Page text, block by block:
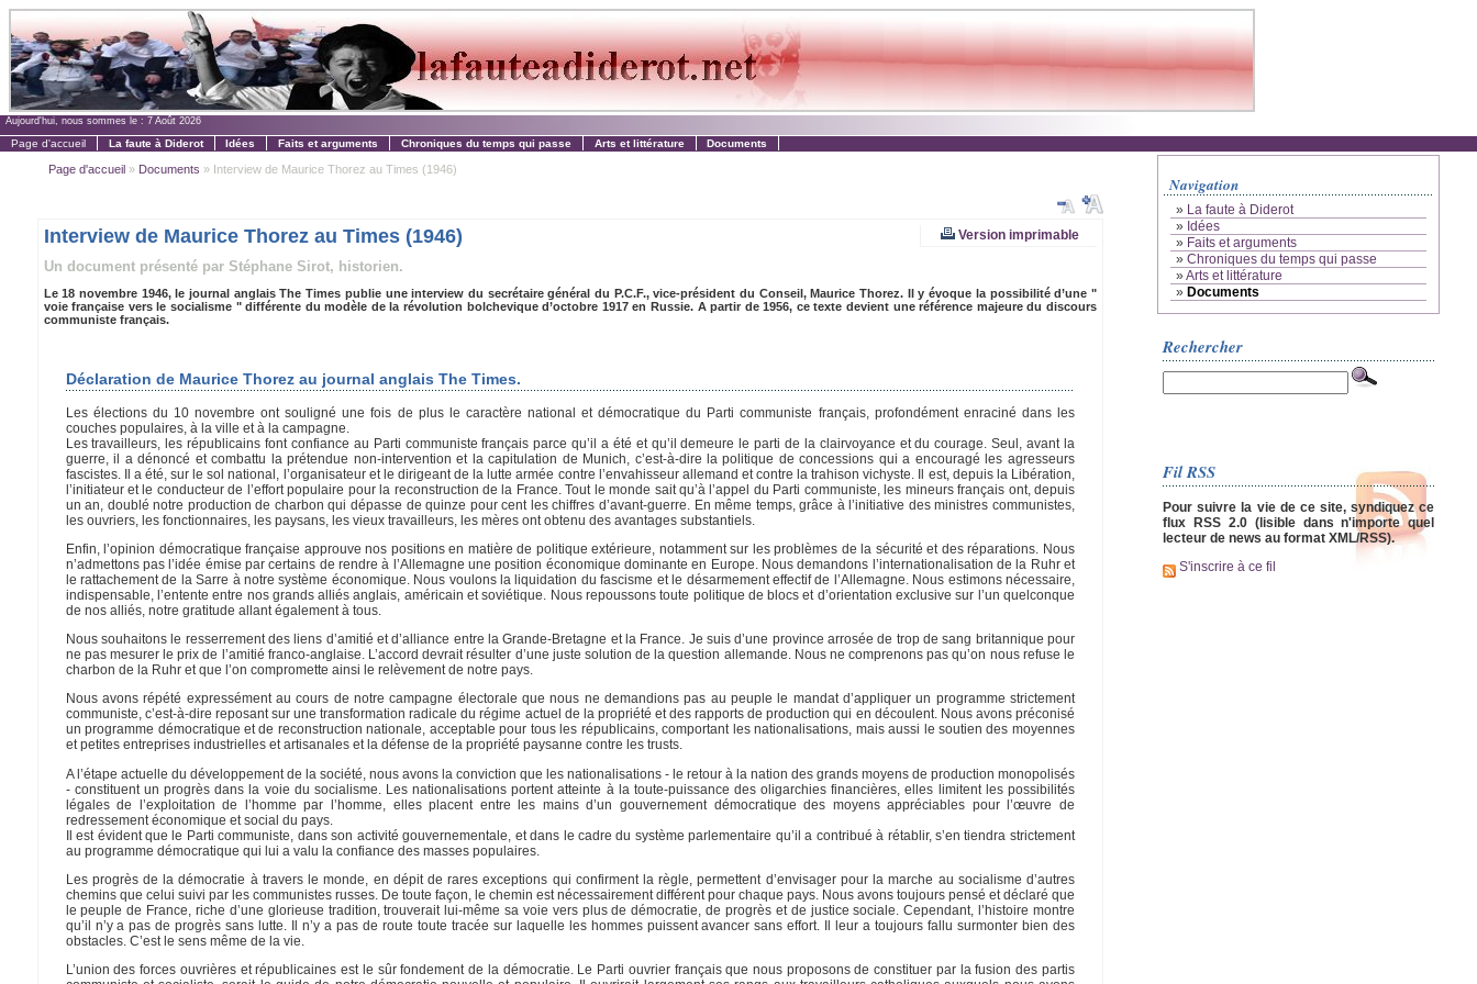
Aujourd'hui, nous sommes le : 7 Août 2026
Page d'accueil La faute à Diderot Idées Faits et arguments Chroniques du temps qui passe Arts et littérature Documents
Page d'accueil» Documents » Interview de Maurice Thorez au Times (1946)
Version imprimable
Interview de Maurice Thorez au Times (1946)
Un document présenté par Stéphane Sirot, historien.
Le 18 novembre 1946, le journal anglais The Times publie une interview du secrétaire général du P.C.F., vice-président du Conseil, Maurice Thorez. Il y évoque la possibilité d’une "
voie française vers le socialisme " différente du modèle de la révolution bolchevique d’octobre 1917 en Russie. A partir de 1956, ce texte devient une référence majeure du discours
communiste français.
Déclaration de Maurice Thorez au journal anglais The Times.
Les élections du 10 novembre ont souligné une fois de plus le caractère national et démocratique du Parti communiste français, profondément enraciné dans les
couches populaires, à la ville et à la campagne.
Les travailleurs, les républicains font confiance au Parti communiste français parce qu’il a été et qu’il demeure le parti de la clairvoyance et du courage. Seul, avant la
guerre, il a dénoncé et combattu la prétendue non-intervention et la capitulation de Munich, c’est-à-dire la politique de concessions qui a encouragé les agresseurs
fascistes. Il a été, sur le sol national, l’organisateur et le dirigeant de la lutte armée contre l’envahisseur allemand et contre la trahison vichyste. Il est, depuis la Libération,
l’initiateur et le conducteur de l’effort populaire pour la reconstruction de la France. Tout le monde sait qu’à l’appel du Parti communiste, les mineurs français ont, depuis
un an, doublé notre production de charbon qui dépasse de quinze pour cent les chiffres d’avant-guerre. En même temps, grâce à l’initiative des ministres communistes,
les ouvriers, les fonctionnaires, les paysans, les vieux travailleurs, les mères ont obtenu des avantages substantiels.
Enfin, l’opinion démocratique française approuve nos positions en matière de politique extérieure, notamment sur les problèmes de la sécurité et des réparations. Nous
n’admettons pas l’idée émise par certains de rendre à l’Allemagne une position économique dominante en Europe. Nous demandons l’internationalisation de la Ruhr et
le rattachement de la Sarre à notre système économique. Nous voulons la liquidation du fascisme et le désarmement effectif de l’Allemagne. Nous estimons nécessaire,
indispensable, l’entente entre nos grands alliés anglais, américain et soviétique. Nous repoussons toute politique de blocs et d’orientation exclusive sur l’un quelconque
de nos alliés, notre gratitude allant également à tous.
Nous souhaitons le resserrement des liens d’amitié et d’alliance entre la Grande-Bretagne et la France. Je suis d’une province arrosée de trop de sang britannique pour
ne pas mesurer le prix de l’amitié franco-anglaise. L’accord devrait résulter d’une juste solution de la question allemande. Nous ne comprenons pas qu’on nous refuse le
charbon de la Ruhr et que l’on compromette ainsi le relèvement de notre pays.
Nous avons répété expressément au cours de notre campagne électorale que nous ne demandions pas au peuple le mandat d’appliquer un programme strictement
communiste, c’est-à-dire reposant sur une transformation radicale du régime actuel de la propriété et des rapports de production qui en découlent. Nous avons préconisé
un programme démocratique et de reconstruction nationale, acceptable pour tous les républicains, comportant les nationalisations, mais aussi le soutien des moyennes
et petites entreprises industrielles et artisanales et la défense de la propriété paysanne contre les trusts.
A l’étape actuelle du développement de la société, nous avons la conviction que les nationalisations - le retour à la nation des grands moyens de production monopolisés
- constituent un progrès dans la voie du socialisme. Les nationalisations portent atteinte à la toute-puissance des oligarchies financières, elles limitent les possibilités
légales de l’exploitation de l’homme par l’homme, elles placent entre les mains d’un gouvernement démocratique des moyens appréciables pour l’œuvre de
redressement économique et social du pays.
Il est évident que le Parti communiste, dans son activité gouvernementale, et dans le cadre du système parlementaire qu’il a contribué à rétablir, s’en tiendra strictement
au programme démocratique qui lui a valu la confiance des masses populaires.
Les progrès de la démocratie à travers le monde, en dépit de rares exceptions qui confirment la règle, permettent d’envisager pour la marche au socialisme d’autres
chemins que celui suivi par les communistes russes. De toute façon, le chemin est nécessairement différent pour chaque pays. Nous avons toujours pensé et déclaré que
le peuple de France, riche d’une glorieuse tradition, trouverait lui-même sa voie vers plus de démocratie, de progrès et de justice sociale. Cependant, l’histoire montre
qu’il n’y a pas de progrès sans lutte. Il n’y a pas de route toute tracée sur laquelle les hommes puissent avancer sans effort. Il leur a toujours fallu surmonter bien des
obstacles. C’est le sens même de la vie.
L’union des forces ouvrières et républicaines est le sûr fondement de la démocratie. Le Parti ouvrier français que nous proposons de constituer par la fusion des partis
Navigation
» La faute à Diderot
» Idées
» Faits et arguments
» Chroniques du temps qui passe
»Arts et littérature
» Documents
Rechercher
Fil RSS
Pour suivre la vie de ce site, syndiquez ce
flux RSS 2.0 (lisible dans n'importe quel
lecteur de news au format XML/RSS).
S'inscrire à ce fil